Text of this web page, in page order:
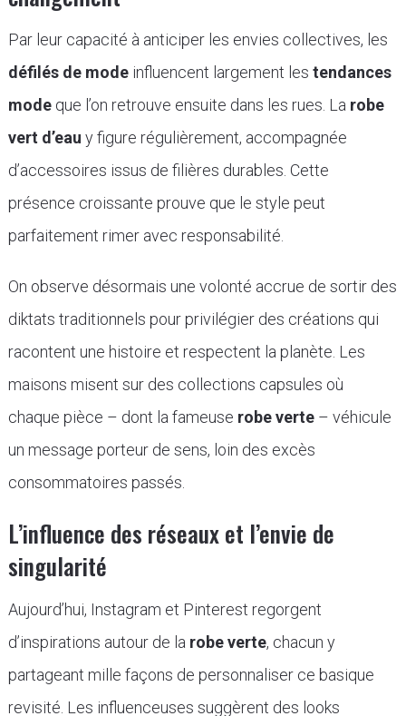
Par leur capacité à anticiper les envies collectives, les
défilés de modeinfluencent largement les tendances
modeque l’on retrouve ensuite dans les rues. La robe
vert d’eau y figure régulièrement, accompagnée
d’accessoires issus de filières durables. Cette
présence croissante prouve que le style peut
parfaitement rimer avec responsabilité.
On observe désormais une volonté accrue de sortir des
diktats traditionnels pour privilégier des créations qui
racontent une histoire et respectent la planète. Les
maisons misent sur des collections capsules où
chaque pièce – dont la fameuse robe verte– véhicule
un message porteur de sens, loin des excès
consommatoires passés.
L’influence des réseaux et l’envie de
singularité
Aujourd’hui, Instagram et Pinterest regorgent
d’inspirations autour de la robe verte, chacun y
partageant mille façons de personnaliser ce basique
revisité. Les influenceuses suggèrent des looks